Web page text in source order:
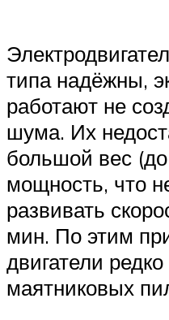
типа надёжны,
работают не
шума. Их
большой вес
мощность, что
развивать
мин. По этим
двигатели
маятниковых